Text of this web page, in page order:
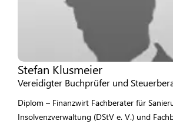
Stefan Klusmeier
Vereidigter Buchprüfer und
Diplom – Finanzwirt Fachberater für
Insolvenzverwaltung (DStV e. V.) und